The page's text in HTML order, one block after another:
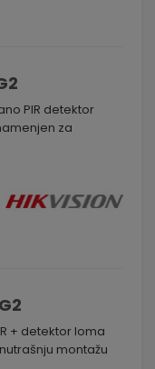
PIR detektor
za
+ detektor loma
montažu